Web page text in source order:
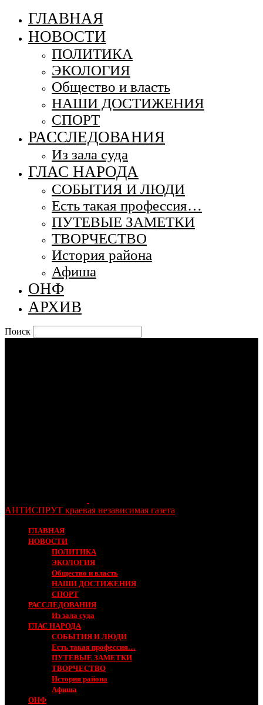
ГЛАВНАЯ
НОВОСТИ
ПОЛИТИКА
ЭКОЛОГИЯ
Общество и власть
НАШИ ДОСТИЖЕНИЯ
СПОРТ
РАССЛЕДОВАНИЯ
Из зала суда
ГЛАС НАРОДА
СОБЫТИЯ И ЛЮДИ
Есть такая профессия…
ПУТЕВЫЕ ЗАМЕТКИ
ТВОРЧЕСТВО
История района
Афиша
ОНФ
АРХИВ
Поиск
АНТИСПРУТ краевая независимая газета
ГЛАВНАЯ
НОВОСТИ
ПОЛИТИКА
ЭКОЛОГИЯ
Общество и власть
НАШИ ДОСТИЖЕНИЯ
СПОРТ
РАССЛЕДОВАНИЯ
Из зала суда
ГЛАС НАРОДА
СОБЫТИЯ И ЛЮДИ
Есть такая профессия…
ПУТЕВЫЕ ЗАМЕТКИ
ТВОРЧЕСТВО
История района
Афиша
ОНФ